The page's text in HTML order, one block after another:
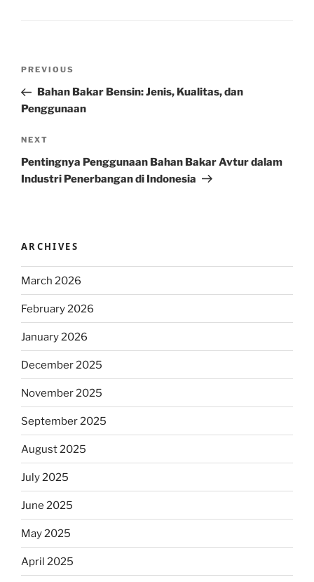
Previous
Post
PREVIOUS
Bahan Bakar Bensin: Jenis, Kualitas, dan
Penggunaan
Next
Post
NEXT
Pentingnya Penggunaan Bahan Bakar Avtur dalam
Industri Penerbangan di Indonesia
ARCHIVES
March 2026
February 2026
January 2026
December 2025
November 2025
September 2025
August 2025
July 2025
June 2025
May 2025
April 2025